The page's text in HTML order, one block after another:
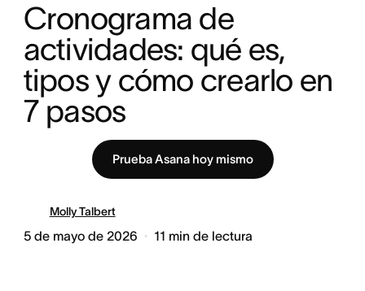
Cronograma de
actividades: qué es,
tipos y cómo crearlo en
7 pasos
Prueba Asana hoy mismo
Molly Talbert
5 de mayo de 2026 11 min de lectura